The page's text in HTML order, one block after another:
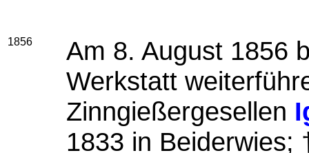
1856
Am 8. August 1856
Werkstatt
Zinngießergesellen
1833 in Beiderwies;